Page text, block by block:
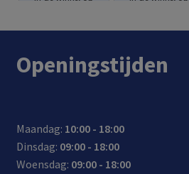
Openingstijden
Maandag: 10:00 - 18:00
Dinsdag: 09:00 - 18:00
Woensdag: 09:00 - 18:00